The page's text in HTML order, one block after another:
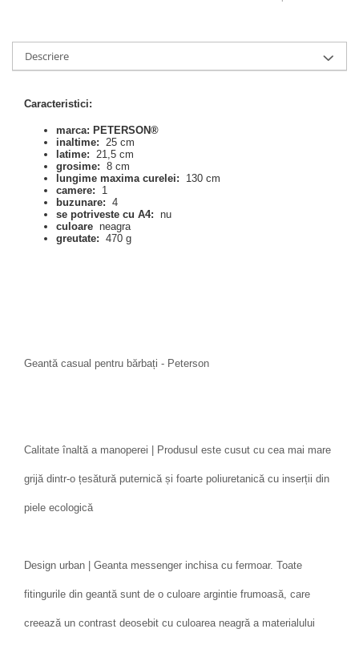
Descriere
Caracteristici:
marca: PETERSON®
inaltime: 25 cm
latime: 21,5 cm
grosime: 8 cm
lungime maxima curelei: 130 cm
camere: 1
buzunare: 4
se potriveste cu A4: nu
culoare neagra
greutate: 470 g
Geantă casual pentru bărbați - Peterson
Calitate înaltă a manoperei | Produsul este cusut cu cea mai mare
grijă dintr-o țesătură puternică și foarte poliuretanică cu inserții din
piele ecologică
Design urban | Geanta messenger inchisa cu fermoar. Toate
fitingurile din geantă sunt de o culoare argintie frumoasă, care
creează un contrast deosebit cu culoarea neagră a materialului